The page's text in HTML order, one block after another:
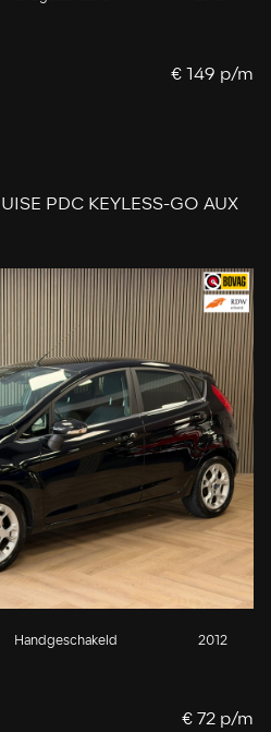
€ 149 p/m
PDC KEYLESS-GO AUX
Handgeschakeld 2012
€ 72 p/m